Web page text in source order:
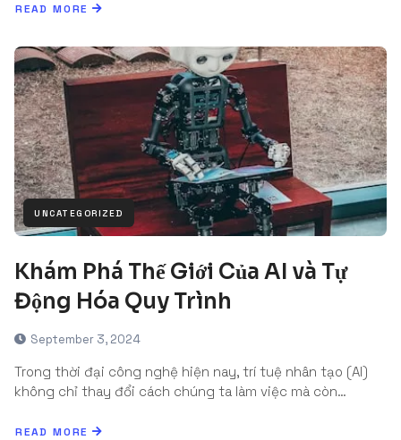
READ MORE
UNCATEGORIZED
Khám Phá Thế Giới Của AI và Tự
Động Hóa Quy Trình
September 3, 2024
Trong thời đại công nghệ hiện nay, trí tuệ nhân tạo (AI)
không chỉ thay đổi cách chúng ta làm việc mà còn…
READ MORE